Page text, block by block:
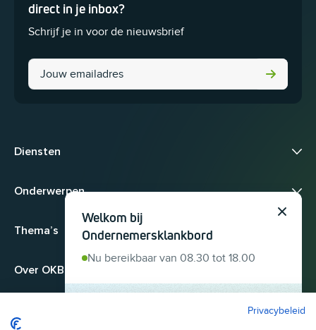
direct in je inbox?
Schrijf je in voor de nieuwsbrief
LinkedIn
Diensten
Onderwerpen
Thema’s
Over OKB
Welkom bij
Ondernemersklankbord
Nu bereikbaar van 08.30 tot 18.00
Sluit
Privacybeleid